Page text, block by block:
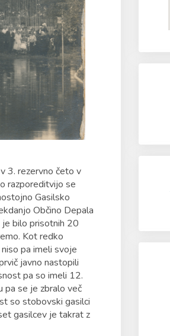
3. rezervno četo v
razporeditvijo se
Gasilsko
Občino Depala
bilo prisotnih 20
Kot redko
pa imeli svoje
javno nastopili
pa so imeli 12.
pa se je zbralo več
so stobovski gasilci
gasilcev je takrat z